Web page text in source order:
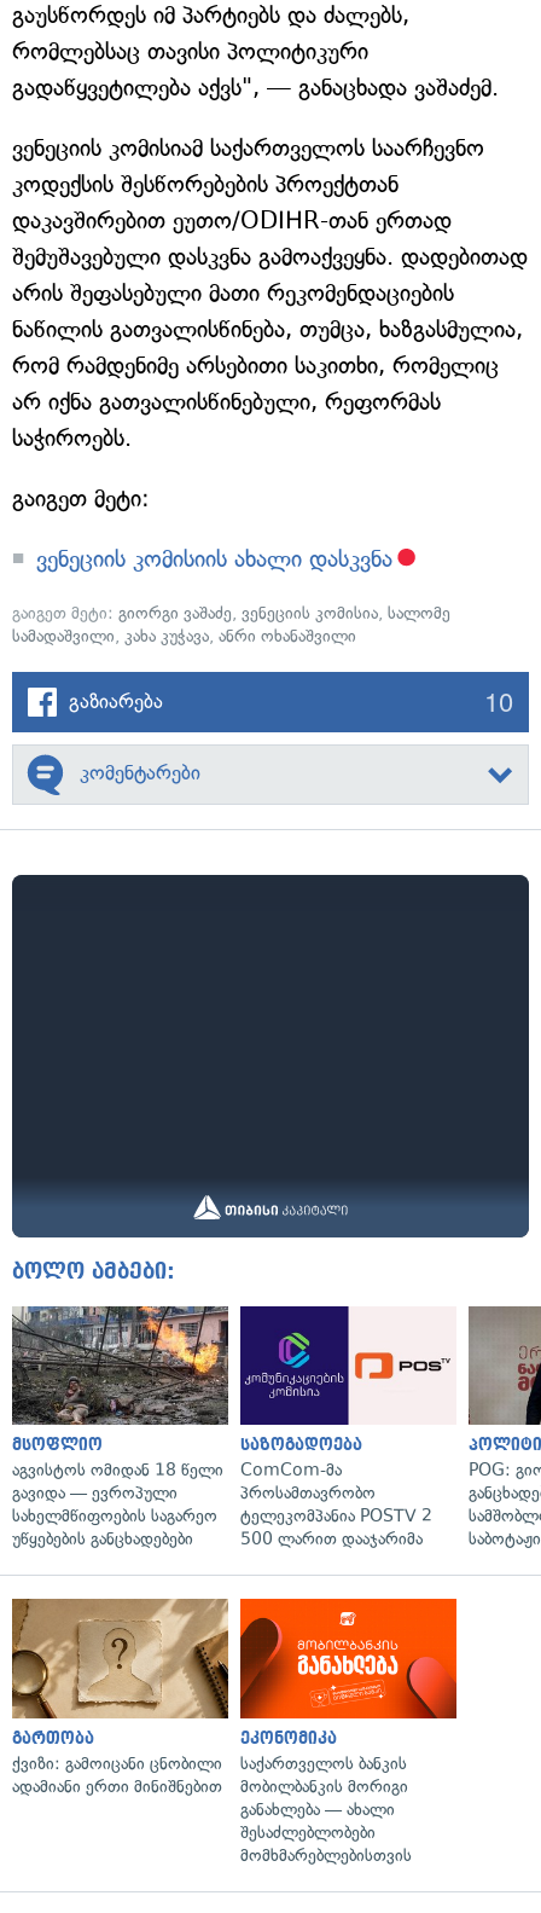
გაუსწორდეს იმ პარტიებს და ძალებს,
რომლებსაც თავისი პოლიტიკური
გადაწყვეტილება აქვს", — განაცხადა ვაშაძემ.
ვენეციის კომისიამ საქართველოს საარჩევნო
კოდექსის შესწორებების პროექტთან
დაკავშირებით ეუთო/ODIHR-თან ერთად
შემუშავებული დასკვნა გამოაქვეყნა. დადებითად
არის შეფასებული მათი რეკომენდაციების
ნაწილის გათვალისწინება, თუმცა, ხაზგასმულია,
რომ რამდენიმე არსებითი საკითხი, რომელიც
არ იქნა გათვალისწინებული, რეფორმას
საჭიროებს.
გაიგეთ მეტი:
ვენეციის კომისიის ახალი დასკვნა
გაიგეთ მეტი: გიორგი ვაშაძე, ვენეციის კომისია, სალომე
სამადაშვილი, კახა კუჭავა, ანრი ოხანაშვილი
გაზიარება 10
კომენტარები
ბოლო ამბები:
მსოფლიო
აგვისტოს ომიდან 18 წელი
გავიდა — ევროპული
სახელმწიფოების საგარეო
უწყებების განცხადებები
საზოგადოება
ComCom-მა
პროსამთავრობო
ტელეკომპანია POSTV 2
500 ლარით დააჯარიმა
POG:
გართობა
ქვიზი: გამოიცანი ცნობილი
ადამიანი ერთი მინიშნებით
ეკონომიკა
საქართველოს ბანკის
მობილბანკის მორიგი
განახლება — ახალი
შესაძლებლობები
მომხმარებლებისთვის